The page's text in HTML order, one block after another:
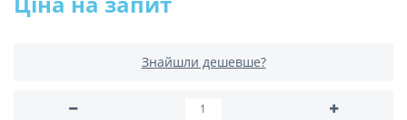
Знайшли дешевше?